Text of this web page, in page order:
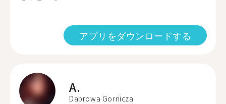
アプリをダウンロードする
A.
Dabrowa Gornicza